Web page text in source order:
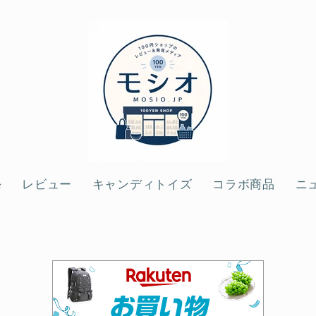
レビュー キャンディトイズ コラボ商品 ニ